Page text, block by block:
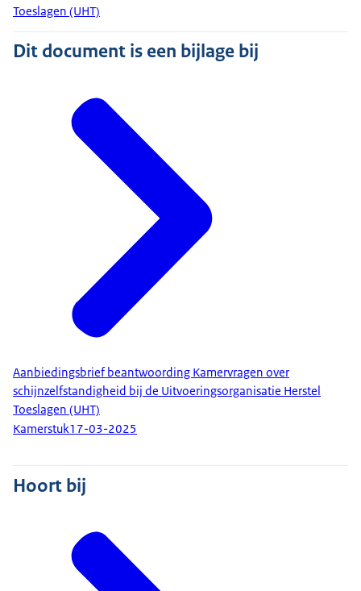
Toeslagen (UHT)
Dit document is een bijlage bij
Aanbiedingsbrief beantwoording Kamervragen over
schijnzelfstandigheid bij de Uitvoeringsorganisatie Herstel
Toeslagen (UHT)
Kamerstuk17-03-2025
Hoort bij